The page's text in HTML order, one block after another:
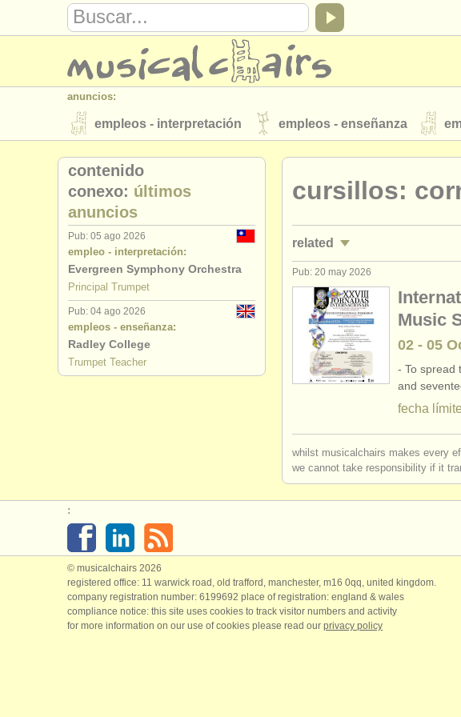
anuncios:
empleos - interpretación empleos - enseñanza
instrumentos en venta instrumentos robados
directorios:
orquestas y teatros
musicalchairs:
acerca de musicalchairs contáctenos
editor:
anúnciese con nosotros find out about our ATS
cursillos:
related
empleos - interpretación:
empleos - enseñanza:
cursos/masterclass
cursillos: cornet (1)
degree courses: corneta (1)
concurso de trompeta
venta de trompeta
trompeta perdido
Pub: 20 may 2026
Music
02 - 05
- To spread
and
fecha
whilst musicalchairs makes every
we cannot take responsibility if it
contenido
conexo: últimos
anuncios
Pub: 05 ago 2026
empleo - interpretación:
Evergreen Symphony Orchestra
Principal Trumpet
Pub: 04 ago 2026
empleos - enseñanza:
Radley College
Trumpet Teacher
:
© musicalchairs 2026
registered office: 11 warwick road, old trafford, manchester, m16 0qq, united kingdom.
company registration number: ​6199692 place of registration: england & wales
compliance notice: ​this site uses cookies to track visitor numbers and activity
for more information on our use of cookies please read our privacy policy